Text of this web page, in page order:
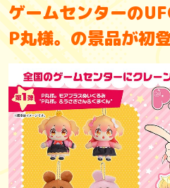
ゲームセンターの
P丸様。の景品が初